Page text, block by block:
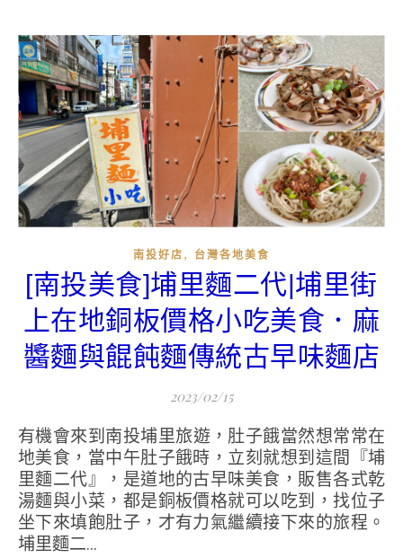
南投好店 , 台灣各地美食
[南投美食]埔里麵二代|埔里街
上在地銅板價格小吃美食．麻
醬麵與餛飩麵傳統古早味麵店
2023/02/15
有機會來到南投埔里旅遊，肚子餓當然想常常在
地美食，當中午肚子餓時，立刻就想到這間『埔
里麵二代』，是道地的古早味美食，販售各式乾
湯麵與小菜，都是銅板價格就可以吃到，找位子
坐下來填飽肚子，才有力氣繼續接下來的旅程。
埔里麵二...